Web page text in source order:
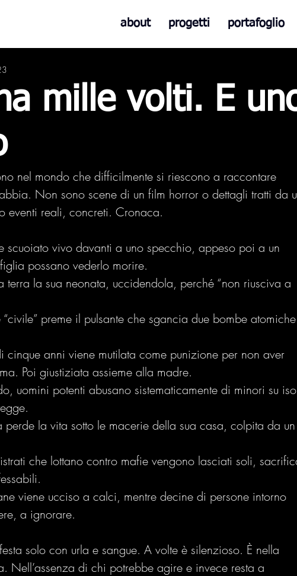
about progetti portafoglio
mille volti. E
nel mondo che difficilmente si riescono a raccontare
Non sono scene di un film horror o dettagli tratti da
eventi reali, concreti. Cronaca.
scuoiato vivo davanti a uno specchio, appeso poi a un
possano vederlo morire.
terra la sua neonata, uccidendola, perché “non riusciva a
preme il pulsante che sgancia due bombe
anni viene mutilata come punizione per non aver
Poi giustiziata assieme alla madre.
uomini potenti abusano sistematicamente di minori su
perde la vita sotto le macerie della sua casa, colpita da
che lottano contro mafie vengono lasciati soli,
viene ucciso a calci, mentre decine di persone intorno
a ignorare.
solo con urla e sangue. A volte è silenzioso. È nella
Nell’assenza di chi potrebbe agire e invece resta a